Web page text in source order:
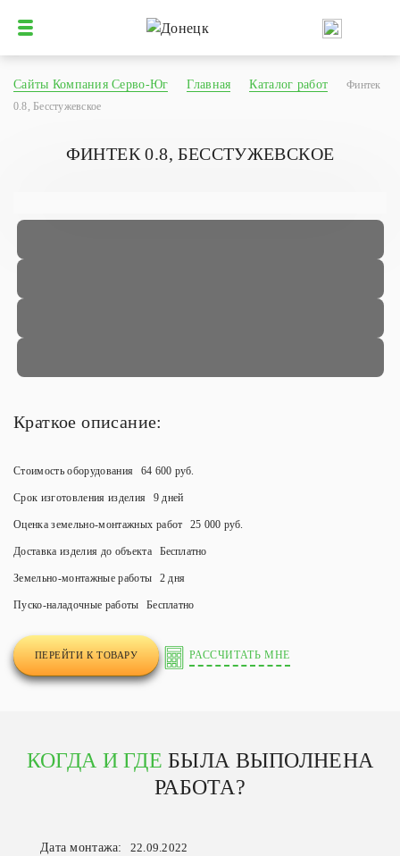
Сайты Компания Серво-Юг Главная Каталог работ
Финтек
0.8, Бесстужевское
ФИНТЕК 0.8, БЕССТУЖЕВСКОЕ
Краткое описание:
Стоимость оборудования 64 600 руб.
Срок изготовления изделия 9 дней
Оценка земельно-монтажных работ 25 000 руб.
Доставка изделия до объекта Бесплатно
Земельно-монтажные работы 2 дня
Пуско-наладочные работы Бесплатно
ПЕРЕЙТИ К ТОВАРУ РАССЧИТАТЬ МНЕ
КОГДА И ГДЕ БЫЛА ВЫПОЛНЕНА
РАБОТА?
Дата монтажа: 22.09.2022